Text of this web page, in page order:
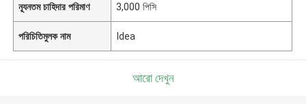
ন্যূনতম চাহিদার পরিমাণ 3,000 পিসি
পরিচিতিমুলক নাম Idea
আরো দেখুন